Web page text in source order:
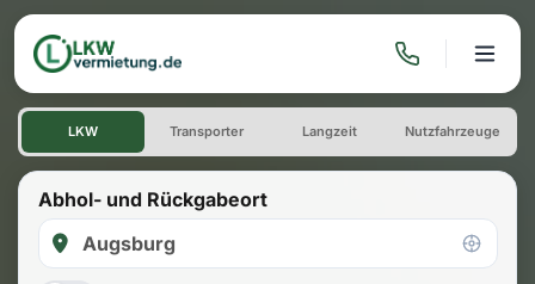
LKW mieten: Einwegmiete
LKW Transporter Langzeit Nutzfahrzeuge
Abhol- und Rückgabeort